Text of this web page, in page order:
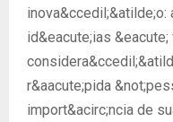
id&eacute;ias
r&aacute;pida
import&acirc;ncia de